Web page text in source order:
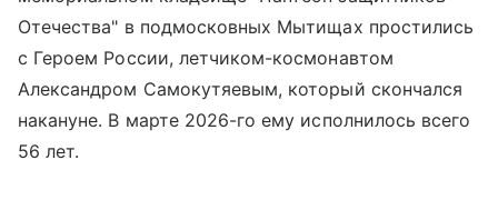
Отечества" в подмосковных Мытищах простились
с Героем России, летчиком-космонавтом
Александром Самокутяевым, который скончался
накануне. В марте 2026-го ему исполнилось всего
56 лет.